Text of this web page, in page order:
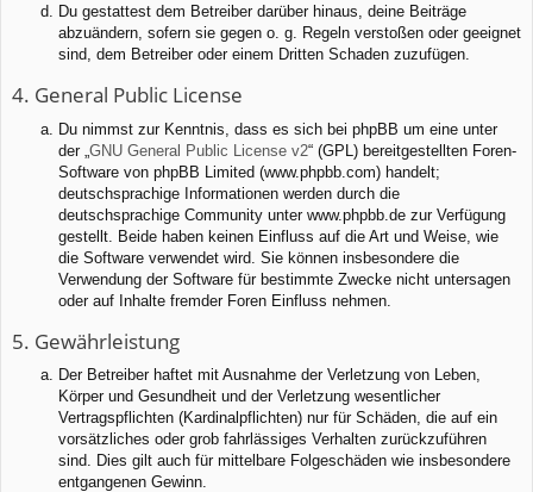
Du gestattest dem Betreiber darüber hinaus, deine Beiträge
abzuändern, sofern sie gegen o. g. Regeln verstoßen oder geeignet
sind, dem Betreiber oder einem Dritten Schaden zuzufügen.
4. General Public License
Du nimmst zur Kenntnis, dass es sich bei phpBB um eine unter
der „ GNU General Public License v2“ (GPL) bereitgestellten Foren-
Software von phpBB Limited (www.phpbb.com) handelt;
deutschsprachige Informationen werden durch die
deutschsprachige Community unter www.phpbb.de zur Verfügung
gestellt. Beide haben keinen Einfluss auf die Art und Weise, wie
die Software verwendet wird. Sie können insbesondere die
Verwendung der Software für bestimmte Zwecke nicht untersagen
oder auf Inhalte fremder Foren Einfluss nehmen.
5. Gewährleistung
Der Betreiber haftet mit Ausnahme der Verletzung von Leben,
Körper und Gesundheit und der Verletzung wesentlicher
Vertragspflichten (Kardinalpflichten) nur für Schäden, die auf ein
vorsätzliches oder grob fahrlässiges Verhalten zurückzuführen
sind. Dies gilt auch für mittelbare Folgeschäden wie insbesondere
entgangenen Gewinn.